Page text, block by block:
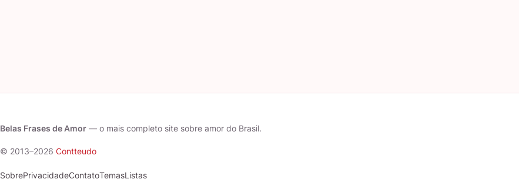
Belas Frases de Amor — o mais completo site sobre amor do Brasil.
© 2013–2026 Contteudo
SobrePrivacidadeContatoTemasListas